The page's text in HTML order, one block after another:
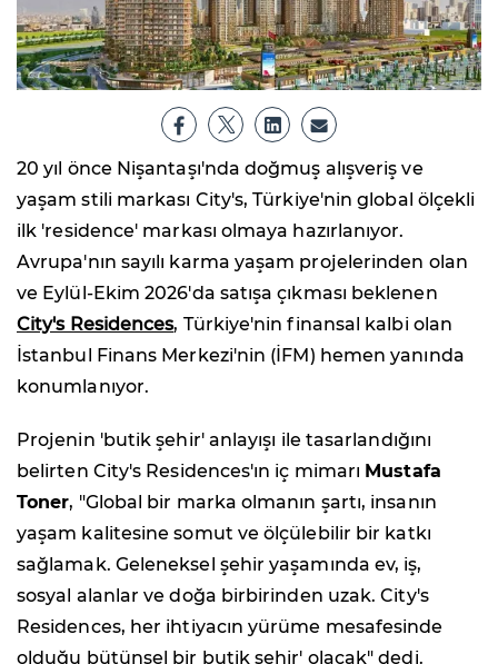
20 yıl önce Nişantaşı'nda doğmuş alışveriş ve
yaşam stili markası City's, Türkiye'nin global ölçekli
ilk 'residence' markası olmaya hazırlanıyor.
Avrupa'nın sayılı karma yaşam projelerinden olan
ve Eylül-Ekim 2026'da satışa çıkması beklenen
City's Residences, Türkiye'nin finansal kalbi olan
İstanbul Finans Merkezi'nin (İFM) hemen yanında
konumlanıyor.
Projenin 'butik şehir' anlayışı ile tasarlandığını
belirten City's Residences'ın iç mimarı Mustafa
Toner, "Global bir marka olmanın şartı, insanın
yaşam kalitesine somut ve ölçülebilir bir katkı
sağlamak. Geleneksel şehir yaşamında ev, iş,
sosyal alanlar ve doğa birbirinden uzak. City's
Residences, her ihtiyacın yürüme mesafesinde
olduğu bütünsel bir butik şehir' olacak" dedi.